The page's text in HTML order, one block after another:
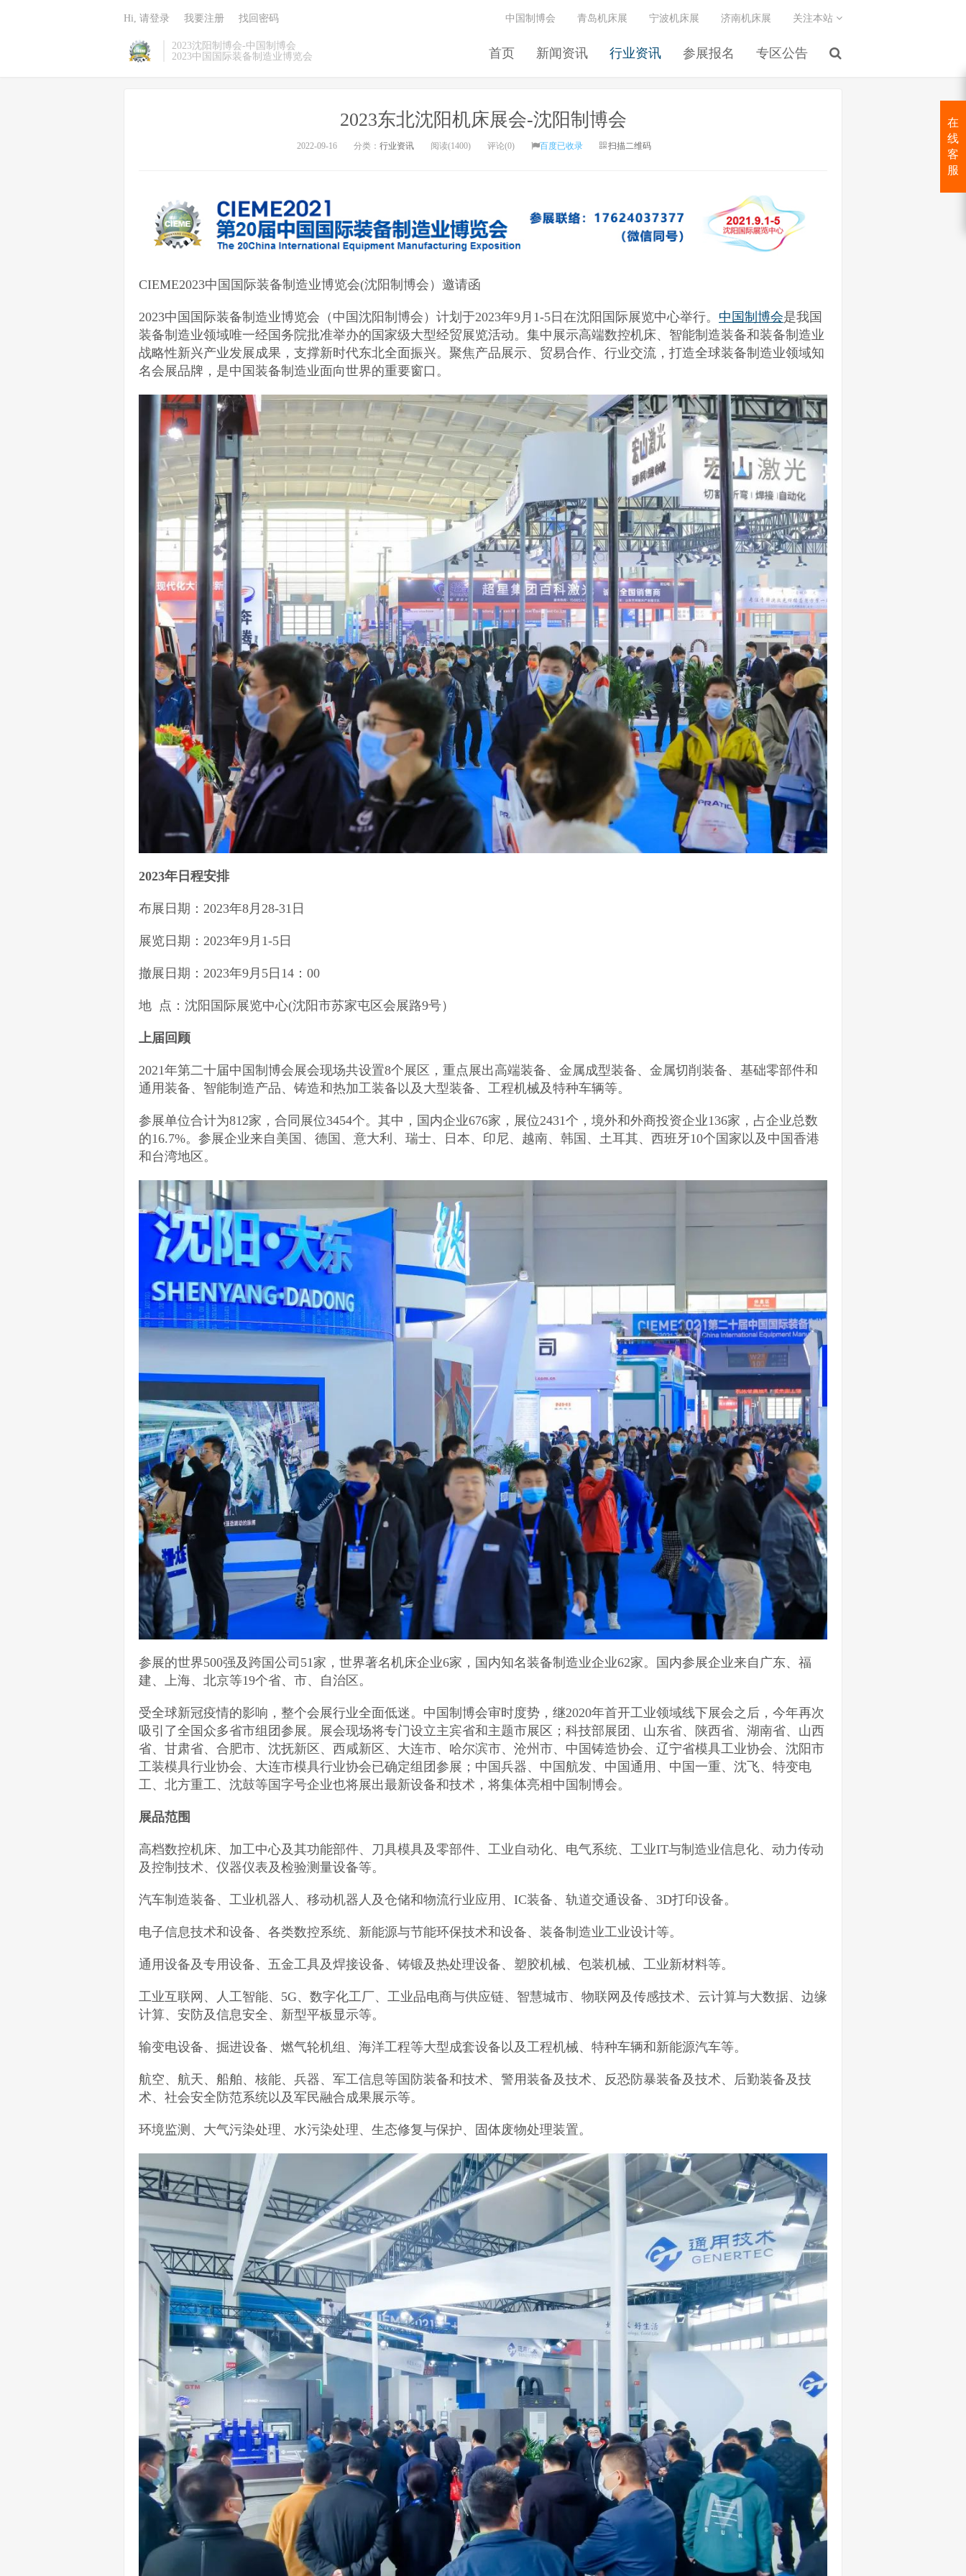
2023沈阳制博会-中国制博会
2023中国国际装备制造业博览会
首页 新闻资讯 行业资讯 参展报名 专区公告
中国制博会 青岛机床展 宁波机床展 济南机床展 关注本站
Hi, 请登录 我要注册 找回密码
2023东北沈阳机床展会-沈阳制博会
2022-09-16 分类： 行业资讯 阅读(1400) 评论(0) 百度已收录 扫描二维码
CIEME2023中国国际装备制造业博览会(沈阳制博会）邀请函
2023中国国际装备制造业博览会（中国沈阳制博会）计划于2023年9月1-5日在沈阳国际展览中心举行。 中国制博会是我国
装备制造业领域唯一经国务院批准举办的国家级大型经贸展览活动。集中展示高端数控机床、智能制造装备和装备制造业
战略性新兴产业发展成果，支撑新时代东北全面振兴。聚焦产品展示、贸易合作、行业交流，打造全球装备制造业领域知
名会展品牌，是中国装备制造业面向世界的重要窗口。
2023年日程安排
布展日期：2023年8月28-31日
展览日期：2023年9月1-5日
撤展日期：2023年9月5日14：00
地 点：沈阳国际展览中心(沈阳市苏家屯区会展路9号）
上届回顾
2021年第二十届中国制博会展会现场共设置8个展区，重点展出高端装备、金属成型装备、金属切削装备、基础零部件和
通用装备、智能制造产品、铸造和热加工装备以及大型装备、工程机械及特种车辆等。
参展单位合计为812家，合同展位3454个。其中，国内企业676家，展位2431个，境外和外商投资企业136家，占企业总数
的16.7%。参展企业来自美国、德国、意大利、瑞士、日本、印尼、越南、韩国、土耳其、西班牙10个国家以及中国香港
和台湾地区。
参展的世界500强及跨国公司51家，世界著名机床企业6家，国内知名装备制造业企业62家。国内参展企业来自广东、福
建、上海、北京等19个省、市、自治区。
受全球新冠疫情的影响，整个会展行业全面低迷。中国制博会审时度势，继2020年首开工业领域线下展会之后，今年再次
吸引了全国众多省市组团参展。展会现场将专门设立主宾省和主题市展区；科技部展团、山东省、陕西省、湖南省、山西
省、甘肃省、合肥市、沈抚新区、西咸新区、大连市、哈尔滨市、沧州市、中国铸造协会、辽宁省模具工业协会、沈阳市
工装模具行业协会、大连市模具行业协会已确定组团参展；中国兵器、中国航发、中国通用、中国一重、沈飞、特变电
工、北方重工、沈鼓等国字号企业也将展出最新设备和技术，将集体亮相中国制博会。
展品范围
高档数控机床、加工中心及其功能部件、刀具模具及零部件、工业自动化、电气系统、工业IT与制造业信息化、动力传动
及控制技术、仪器仪表及检验测量设备等。
汽车制造装备、工业机器人、移动机器人及仓储和物流行业应用、IC装备、轨道交通设备、3D打印设备。
电子信息技术和设备、各类数控系统、新能源与节能环保技术和设备、装备制造业工业设计等。
通用设备及专用设备、五金工具及焊接设备、铸锻及热处理设备、塑胶机械、包装机械、工业新材料等。
工业互联网、人工智能、5G、数字化工厂、工业品电商与供应链、智慧城市、物联网及传感技术、云计算与大数据、边缘
计算、安防及信息安全、新型平板显示等。
输变电设备、掘进设备、燃气轮机组、海洋工程等大型成套设备以及工程机械、特种车辆和新能源汽车等。
航空、航天、船舶、核能、兵器、军工信息等国防装备和技术、警用装备及技术、反恐防暴装备及技术、后勤装备及技
术、社会安全防范系统以及军民融合成果展示等。
环境监测、大气污染处理、水污染处理、生态修复与保护、固体废物处理装置。
在
线
客
服